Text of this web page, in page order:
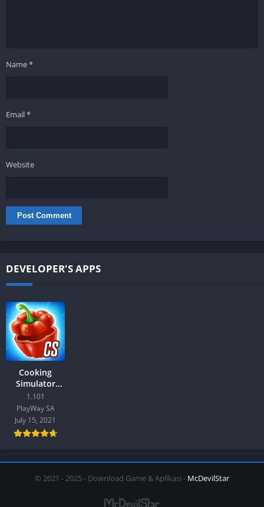
Name*
Email*
Website
DEVELOPER'S APPS
Cooking
Simulator
Mobile Mod
Android
1.101
PlayWay SA
July 15, 2021
© 2021 - 2025 - Download Game & Aplikasi - McDevilStar